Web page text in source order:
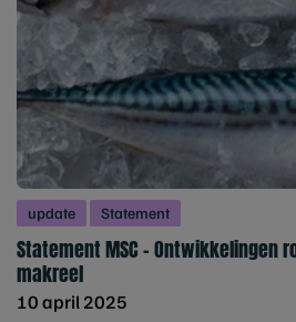
update Statement
Statement MSC – Ontwikkelingen
makreel
10 april 2025